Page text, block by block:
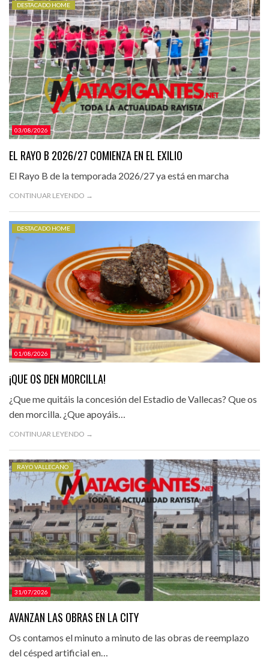
03/08/2026
DESTACADO HOME
EL RAYO B 2026/27 COMIENZA EN EL EXILIO
El Rayo B de la temporada 2026/27 ya está en marcha
CONTINUAR LEYENDO →
01/08/2026
DESTACADO HOME
¡QUE OS DEN MORCILLA!
¿Que me quitáis la concesión del Estadio de Vallecas? Que os
den morcilla. ¿Que apoyáis…
CONTINUAR LEYENDO →
31/07/2026
RAYO VALLECANO
AVANZAN LAS OBRAS EN LA CITY
Os contamos el minuto a minuto de las obras de reemplazo
del césped artificial en…